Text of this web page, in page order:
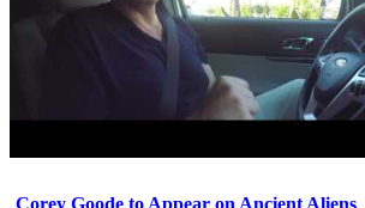
Corey Goode to Appear on Ancient Aliens